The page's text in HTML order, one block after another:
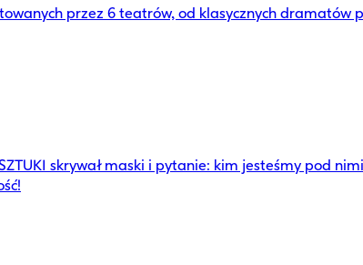
przez 6 teatrów, od klasycznych
skrywał maski i pytanie: kim jesteśmy pod